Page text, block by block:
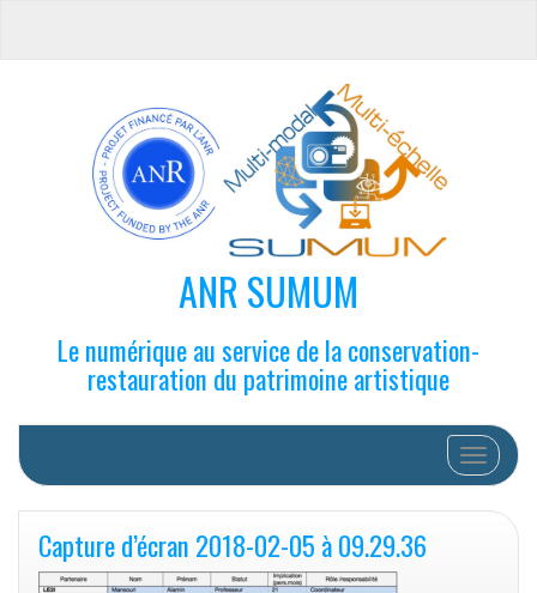
ANR SUMUM
Le numérique au service de la conservation-
restauration du patrimoine artistique
Afficher/
Capture d’écran 2018-02-05 à 09.29.36